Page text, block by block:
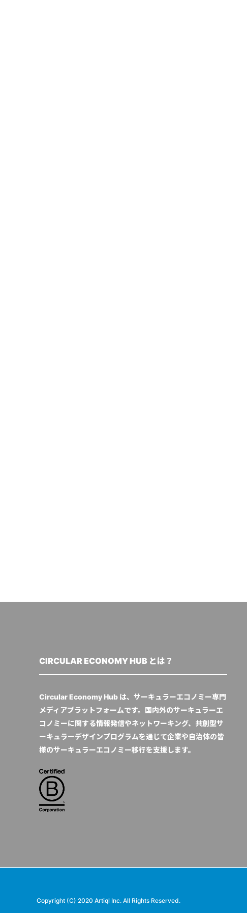
CIRCULAR ECONOMY HUB とは？
Circular Economy Hub は、サーキュラーエコノミー専門
メディアプラットフォームです。国内外のサーキュラーエ
コノミーに関する情報発信やネットワーキング、共創型サ
ーキュラーデザインプログラムを通じて企業や自治体の皆
様のサーキュラーエコノミー移行を支援します。
Copyright (C) 2020 Artiql Inc. All Rights Reserved.